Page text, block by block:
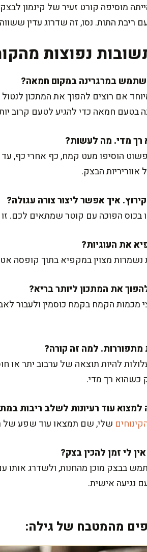
מוסיפה קורט זעיר של קינמון
התות. נסו, זה שדרוג עדין ששווה
נפוצות
אם רוצים להפוך את המתכון
בטעם חמאה כדי להגיע לטעם קרוב
הוסיפו מעט קמח, כף אחרי כף, עד
הבצק.
בכוס הפוכה עם קוטר שמתאים לכם.
נשמרות מצוין במקפיא בתוך
הקמח בקמח כוסמין ולעבור
להיות תוצאה של ערבוב יתר
כשהוא רך מדי.
שלי, שם תמצאו עוד שפע של
בבצק מוכן מהחנות, ולשדרג אותו עם
נגיעה אישית.
מהמטבח של גילה: